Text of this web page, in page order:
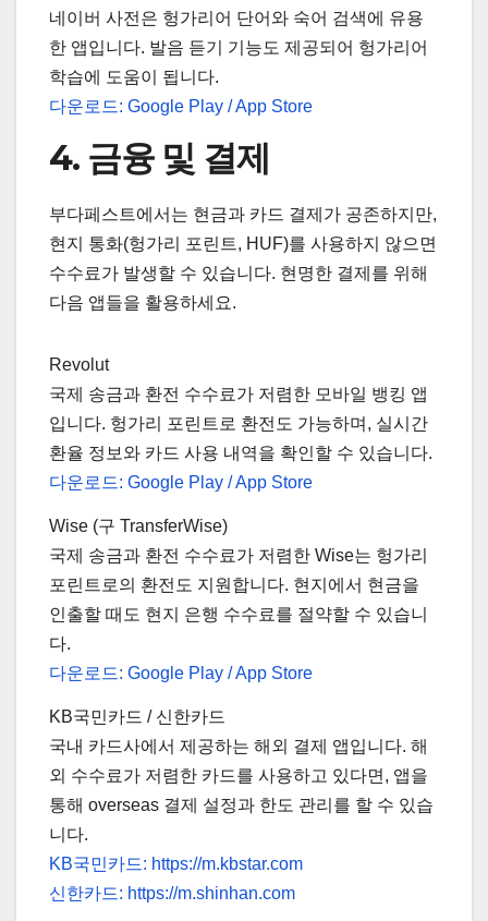
네이버 사전은 헝가리어 단어와 숙어 검색에 유용
한 앱입니다. 발음 듣기 기능도 제공되어 헝가리어
학습에 도움이 됩니다.
다운로드: Google Play / App Store
4. 금융 및 결제
부다페스트에서는 현금과 카드 결제가 공존하지만,
현지 통화(헝가리 포린트, HUF)를 사용하지 않으면
수수료가 발생할 수 있습니다. 현명한 결제를 위해
다음 앱들을 활용하세요.
Revolut
국제 송금과 환전 수수료가 저렴한 모바일 뱅킹 앱
입니다. 헝가리 포린트로 환전도 가능하며, 실시간
환율 정보와 카드 사용 내역을 확인할 수 있습니다.
다운로드: Google Play / App Store
Wise (구 TransferWise)
국제 송금과 환전 수수료가 저렴한 Wise는 헝가리
포린트로의 환전도 지원합니다. 현지에서 현금을
인출할 때도 현지 은행 수수료를 절약할 수 있습니
다.
다운로드: Google Play / App Store
KB국민카드 / 신한카드
국내 카드사에서 제공하는 해외 결제 앱입니다. 해
외 수수료가 저렴한 카드를 사용하고 있다면, 앱을
통해 overseas 결제 설정과 한도 관리를 할 수 있습
니다.
KB국민카드: https://m.kbstar.com
신한카드: https://m.shinhan.com